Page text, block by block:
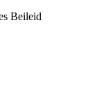
Beileid